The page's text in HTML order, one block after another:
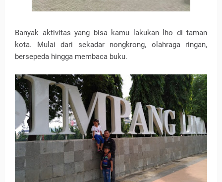
Banyak aktivitas yang bisa kamu lakukan lho di taman
kota. Mulai dari sekadar nongkrong, olahraga ringan,
bersepeda hingga membaca buku.